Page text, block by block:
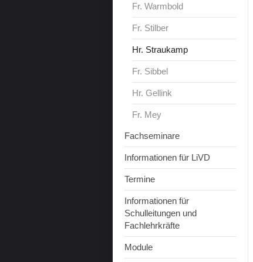
Fr. Warmbold
Fr. Stilber
Hr. Straukamp
Fr. Sibbel
Hr. Gellink
Fr. Mey
Fachseminare
Informationen für LiVD
Termine
Informationen für
Schulleitungen und
Fachlehrkräfte
Module